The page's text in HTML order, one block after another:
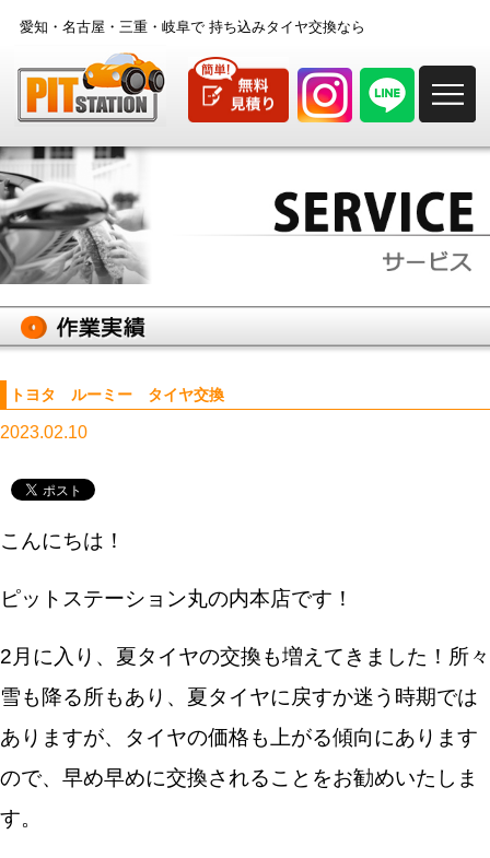
愛知・名古屋・三重・岐阜で持ち込みタイヤ交換なら
トヨタ ルーミー タイヤ交換
2023.02.10
こんにちは！
ピットステーション丸の内本店です！
2月に入り、夏タイヤの交換も増えてきました！所々
雪も降る所もあり、夏タイヤに戻すか迷う時期では
ありますが、タイヤの価格も上がる傾向にあります
ので、早め早めに交換されることをお勧めいたしま
す。